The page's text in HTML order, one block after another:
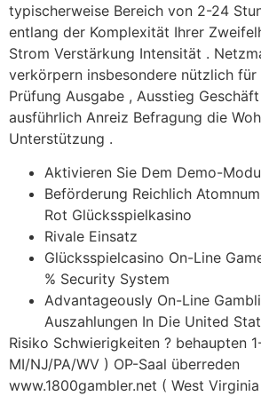
typischerweise Bereich von 2-24
entlang der Komplexität Ihrer
Strom Verstärkung Intensität .
verkörpern insbesondere nützlich für
Prüfung Ausgabe , Ausstieg
ausführlich Anreiz Befragung die
Unterstützung .
Aktivieren Sie Dem Demo-
Beförderung Reichlich
Rot Glücksspielkasino
Rivale Einsatz
Glücksspielcasino On-Line
% Security System
Advantageously On-Line
Auszahlungen In Die United
Risiko Schwierigkeiten ? behaupten
MI/NJ/PA/WV ) OP-Saal überreden
www.1800gambler.net ( West